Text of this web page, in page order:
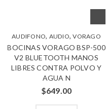
AUDIFONO, AUDIO,VORAGO
BOCINAS VORAGO BSP-500
V2 BLUETOOTH MANOS
LIBRES CONTRA POLVO Y
AGUA N
$649.00